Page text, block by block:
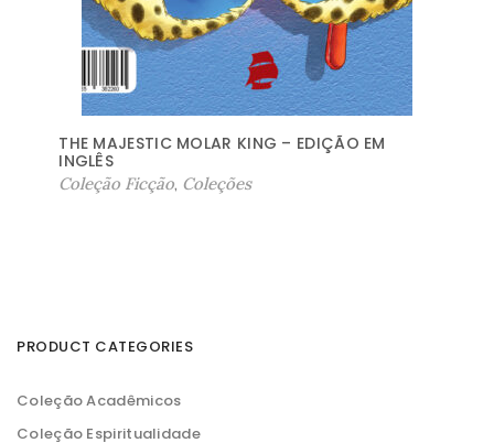
THE MAJESTIC MOLAR KING – EDIÇÃO EM
INGLÊS
Coleção Ficção, Coleções
PRODUCT CATEGORIES
Coleção Acadêmicos
Coleção Espiritualidade